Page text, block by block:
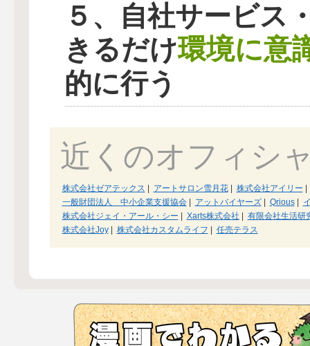
５、自社サービス
きるだけ環境に意
的に行う
近くのオフィシ
株式会社ゼアテックス アートサロン雪月花| 株式会社アイリー
一般財団法人 中小企業支援協会| アットバイヤーズ| Qrious|
株式会社ジェイ・アール・シー
Xarts株式会社
有限会社生活研
株式会社Joy| 株式会社カスタムライフ 任売テラス